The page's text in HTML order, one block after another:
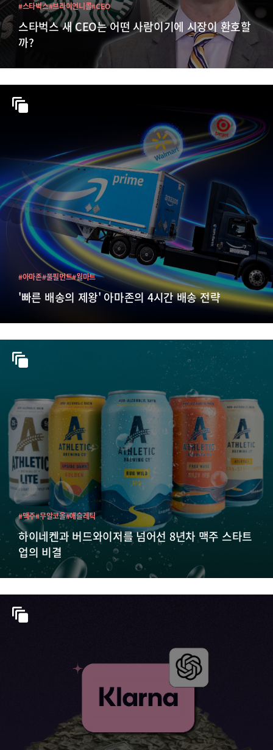
스타벅스 새 CEO는 어떤 사람이기에 시장이 환호할
까?
#스타벅스#브라이언니콜#CEO
'빠른 배송의 제왕' 아마존의 4시간 배송 전략
#아마존#풀필먼트#월마트
하이네켄과 버드와이저를 넘어선 8년차 맥주 스타트
업의 비결
#맥주#무알코올#애슬레틱